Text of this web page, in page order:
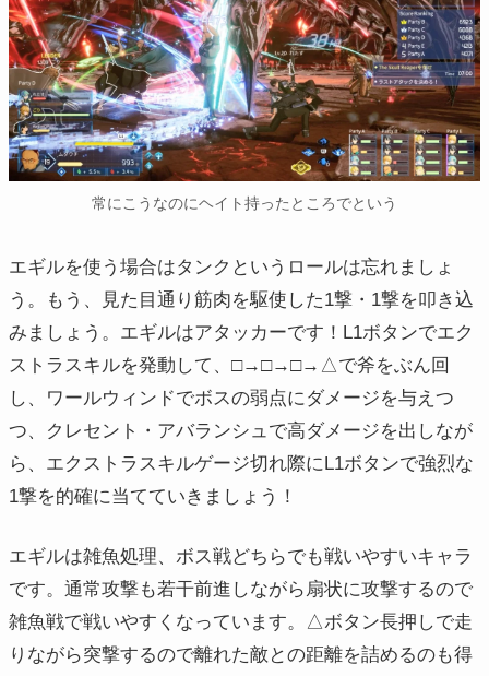
常にこうなのにヘイト持ったところでという
エギルを使う場合はタンクというロールは忘れましょ
う。もう、見た目通り筋肉を駆使した1撃・1撃を叩き込
みましょう。エギルはアタッカーです！L1ボタンでエク
ストラスキルを発動して、□→□→□→△で斧をぶん回
し、ワールウィンドでボスの弱点にダメージを与えつ
つ、クレセント・アバランシュで高ダメージを出しなが
ら、エクストラスキルゲージ切れ際にL1ボタンで強烈な
1撃を的確に当てていきましょう！
エギルは雑魚処理、ボス戦どちらでも戦いやすいキャラ
です。通常攻撃も若干前進しながら扇状に攻撃するので
雑魚戦で戦いやすくなっています。△ボタン長押しで走
りながら突撃するので離れた敵との距離を詰めるのも得